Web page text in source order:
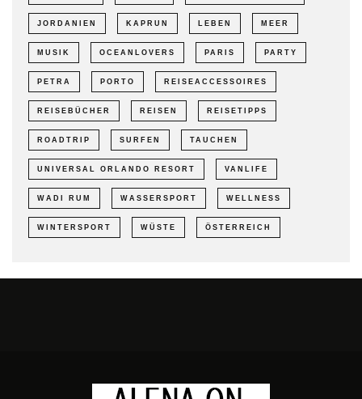
JORDANIEN KAPRUN LEBEN MEER
MUSIK OCEANLOVERS PARIS PARTY
PETRA PORTO REISEACCESSOIRES
REISEBÜCHER REISEN REISETIPPS
ROADTRIP SURFEN TAUCHEN
UNIVERSAL ORLANDO RESORT VANLIFE
WADI RUM WASSERSPORT WELLNESS
WINTERSPORT WÜSTE ÖSTERREICH